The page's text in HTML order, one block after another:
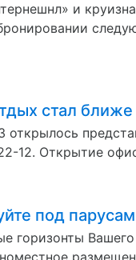
и
стал
открылось
12. Открытие
под
горизонты